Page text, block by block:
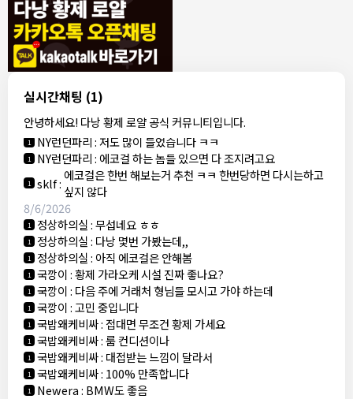
실시간채팅 (1)
안녕하세요! 다낭 황제 로얄 공식 커뮤니티입니다.
8/4/2026
1 모기한테물림:여기도 문의해보면 바로 알려줌
1 모기한테물림:정찰가보다 쌀수 없음
1 결혼안해:ㄹㅇ 팩트 ㅋㅋㅋㅋ
결혼안해:ㄹㅇ 팩트 ㅋㅋㅋㅋ
8/5/2026
NY런던파리 :다낭 에코걸 여기서 예약 가능한가요?
1 3군:에코걸 좀 조심 하는게 좋음
1 NY런던파리:저도 많이 들었습니다 ㅋㅋ
1 NY런던파리: 에코걸 하는 놈들 있으면 다 조지려고요
1 sklf: 에코걸은 한번 해보는거 추천 ㅋㅋ 한번당하면 다시는하고
싶지 않다
8/6/2026
1 정상하의실:무섭네요 ㅎㅎ
1 정상하의실: 다낭 몇번 가봤는데,,
1 정상하의실: 아직 에코걸은 안해봄
1 국깡이:황제 가라오케 시설 진짜 좋나요?
1 국깡이: 다음 주에 거래처 형님들 모시고 가야 하는데
1 국깡이:고민 중입니다
1 국밥왜케비싸: 접대면 무조건 황제 가세요
1 국밥왜케비싸:룸 컨디션이나
1 국밥왜케비싸: 대접받는 느낌이 달라서
1 국밥왜케비싸: 100% 만족합니다
1 Newera: BMW도 좋음